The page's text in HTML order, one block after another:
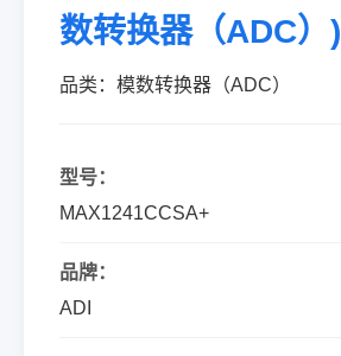
数转换器（ADC）)
品类：模数转换器（ADC）
型号：
MAX1241CCSA+
品牌：
ADI